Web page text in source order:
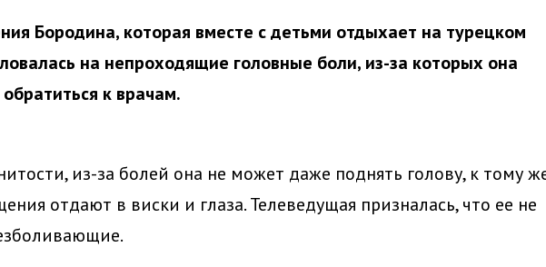
Бородина, которая вместе с детьми отдыхает на турецком
на непроходящие головные боли, из-за которых она
к врачам.
из-за болей она не может даже поднять голову, к тому
отдают в виски и глаза. Телеведущая призналась, что ее не